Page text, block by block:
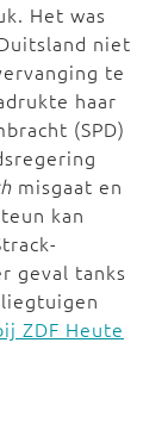
Het was
niet
te
haar
(SPD)
misgaat en
kan
geval tanks
ZDF Heute